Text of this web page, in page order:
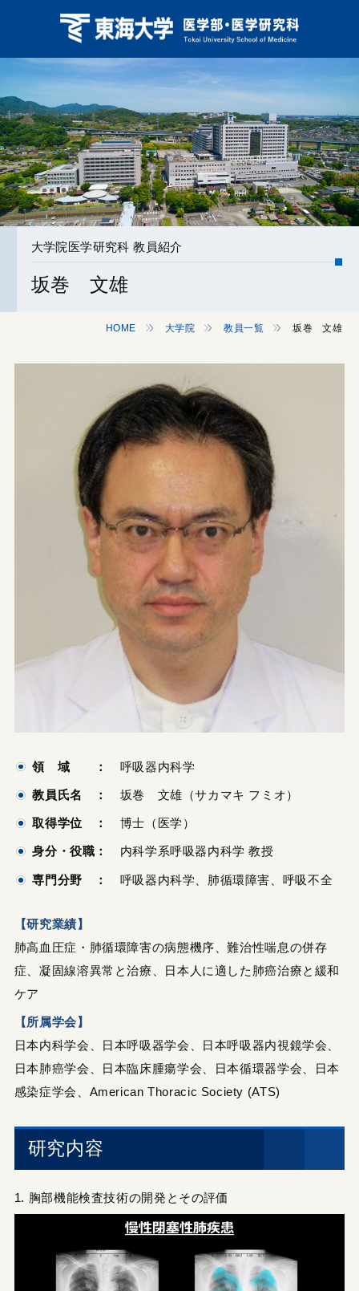
大学院医学研究科 教員紹介
坂巻 文雄
HOME 大学院 教員一覧 坂巻 文雄
領 域 ： 呼吸器内科学
教員氏名 ： 坂巻 文雄（サカマキ フミオ）
取得学位 ： 博士（医学）
身分・役職： 内科学系呼吸器内科学 教授
専門分野 ： 呼吸器内科学、肺循環障害、呼吸不全
【研究業績】
肺高血圧症・肺循環障害の病態機序、難治性喘息の併存
症、凝固線溶異常と治療、日本人に適した肺癌治療と緩和
ケア
【所属学会】
日本内科学会、日本呼吸器学会、日本呼吸器内視鏡学会、
日本肺癌学会、日本臨床腫瘍学会、日本循環器学会、日本
感染症学会、American Thoracic Society (ATS)
研究内容
1. 胸部機能検査技術の開発とその評価